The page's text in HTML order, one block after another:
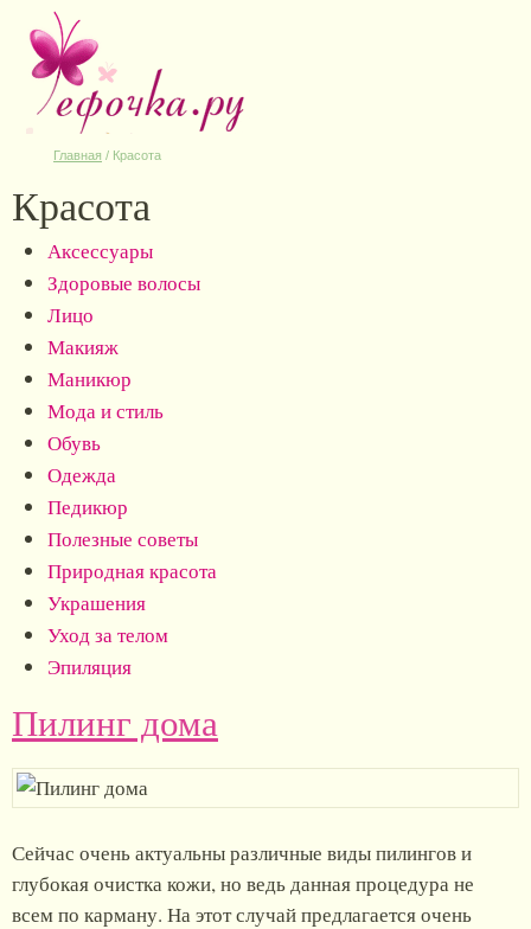
Главная / Красота
Красота
Аксессуары
Здоровые волосы
Лицо
Макияж
Маникюр
Мода и стиль
Обувь
Одежда
Педикюр
Полезные советы
Природная красота
Украшения
Уход за телом
Эпиляция
Пилинг дома
Сейчас очень актуальны различные виды пилингов и
глубокая очистка кожи, но ведь данная процедура не
всем по карману. На этот случай предлагается очень